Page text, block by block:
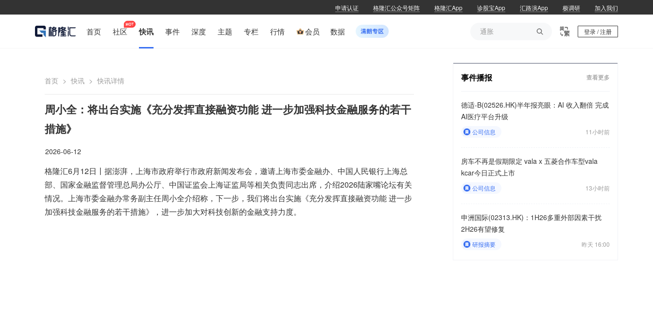
申请认证 格隆汇公众号矩阵 格隆汇App 诊股宝App 汇路演App 极调研 加入我们
首页 社区 快讯 事件 深度 主题 专栏 行情 会员 数据 
通胀
登录 / 注册
首页 > 快讯 > 快讯详情
周小全：将出台实施《充分发挥直接融资功能 进一步加强科技金融服务的若干
措施》
2026-06-12
格隆汇6月12日丨据澎湃，上海市政府举行市政府新闻发布会，邀请上海市委金融办、中国人民银行上海总
部、国家金融监督管理总局办公厅、中国证监会上海证监局等相关负责同志出席，介绍2026陆家嘴论坛有关
情况。上海市委金融办常务副主任周小全介绍称，下一步，我们将出台实施《充分发挥直接融资功能 进一步
加强科技金融服务的若干措施》，进一步加大对科技创新的金融支持力度。
事件播报 查看更多
德适-B(02526.HK)半年报亮眼：AI 收入翻倍 完成
AI医疗平台升级
公司信息 11小时前
房车不再是假期限定 vala x 五菱合作车型vala
kcar今日正式上市
公司信息 13小时前
申洲国际(02313.HK)：1H26多重外部因素干扰
2H26有望修复
研报摘要 昨天 16:00